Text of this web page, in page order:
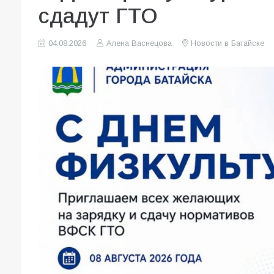
сдадут ГТО
04.08.2026 Алена Васнецова Новости в Батайске